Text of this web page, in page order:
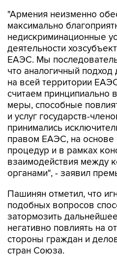
"Армения неизменно
максимально
недискриминационные
деятельности
ЕАЭС. Мы
что аналогичный
на всей территории
считаем
меры, способные
и услуг государств-
принимались
правом ЕАЭС, на основе
процедур и в рамках
взаимодействия между
органами", - заявил
Пашинян отметил, что
подобных вопросов
затормозить
негативно повлиять на
стороны граждан и
стран Союза.